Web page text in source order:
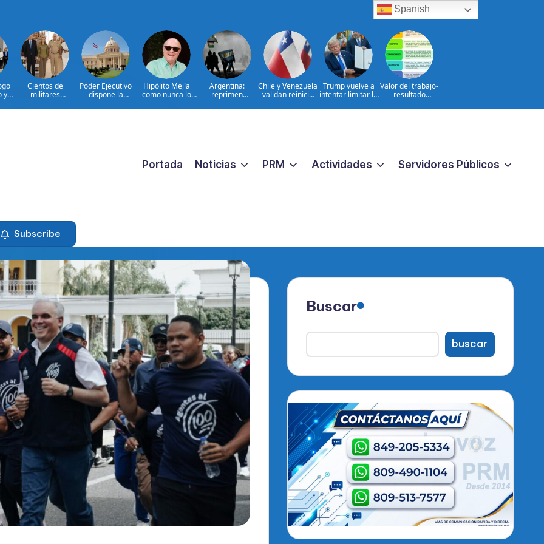
y
Cientos de
militares
consulta nacional
Poder Ejecutivo
dispone la
dos dominicanos
Hipólito Mejía
como nunca lo
padre detrás del
Argentina:
reprimen
proyecto sobre
Chile y Venezuela
validan reinicio
consulares
Trump vuelve a
intentar limitar la
nacimiento
Valor del trabajo-
resultado
CERCANO A LA
Portada Noticias PRM Actividades Servidores Públicos
Subscribe
Buscar
buscar
Spanish